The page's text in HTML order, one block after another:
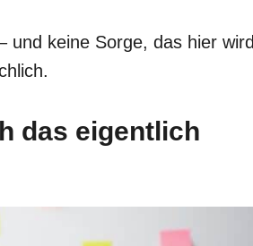
und keine Sorge, das hier wird
das eigentlich